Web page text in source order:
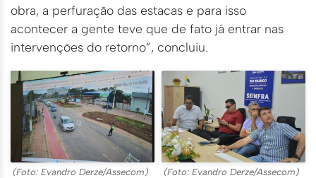
obra, a perfuração das estacas e para isso
acontecer a gente teve que de fato já entrar nas
intervenções do retorno”, concluiu.
(Foto: Evandro Derze/Assecom) (Foto: Evandro Derze/Assecom)